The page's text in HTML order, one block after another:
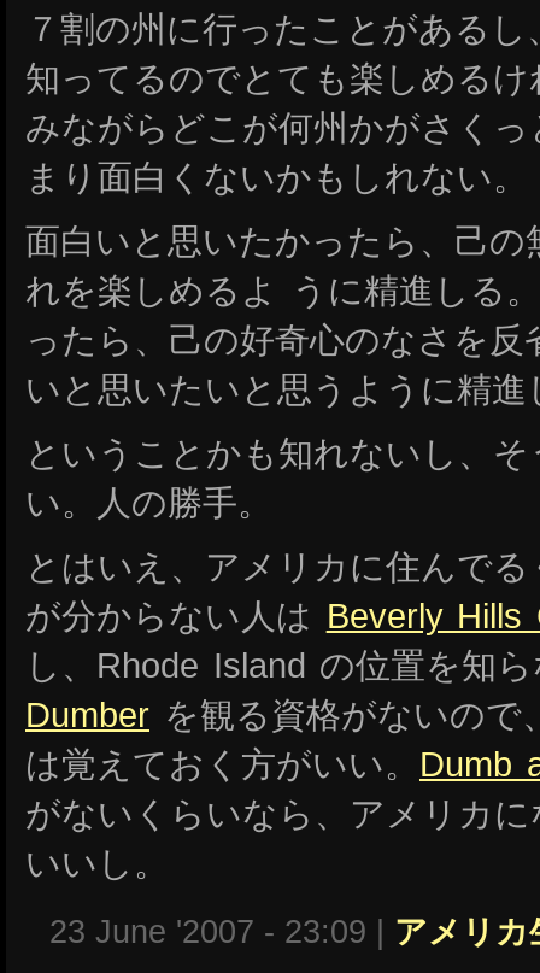
７割の州に行ったことがある
知ってるのでとても楽しめる
みながらどこが何州かがさく
まり面白くないかもしれない。
面白いと思いたかったら、己
れを楽しめるよ うに精進しる
ったら、己の好奇心のなさを
いと思いたいと思うように精進
ということかも知れないし、
い。人の勝手。
とはいえ、アメリカに住んで
が分からない人は Beverly Hills
し、Rhode Island の位置を知
Dumber を観る資格がないので
は覚えておく方がいい。 Dumb
がないくらいなら、アメリカ
いいし。
23 June '2007 - 23:09 | アメリカ